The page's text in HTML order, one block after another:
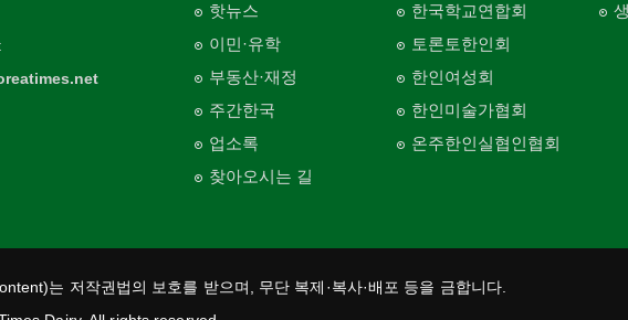
핫뉴스
이민·유학
부동산·재정
주간한국
업소록
찾아오시는 길
한국학교연합회
토론토한인회
한인여성회
한인미술가협회
온주한인실협인협회
는 저작권법의 보호를 받으며, 무단 복제·복사·배포 등을 금합니다.